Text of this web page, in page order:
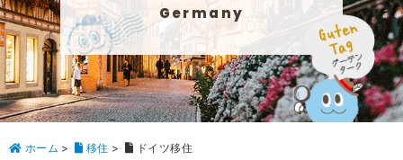
Germany
ホーム > 移住 > ドイツ移住